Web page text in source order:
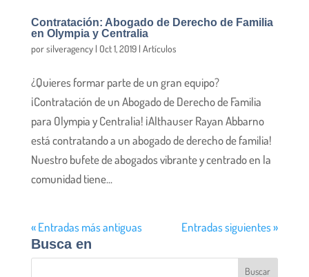
Contratación: Abogado de Derecho de Familia
en Olympia y Centralia
porsilveragency| Oct 1, 2019| Artículos
¿Quieres formar parte de un gran equipo?
¡Contratación de un Abogado de Derecho de Familia
para Olympia y Centralia! ¡Althauser Rayan Abbarno
está contratando a un abogado de derecho de familia!
Nuestro bufete de abogados vibrante y centrado en la
comunidad tiene...
« Entradas más antiguas Entradas siguientes »
Busca en